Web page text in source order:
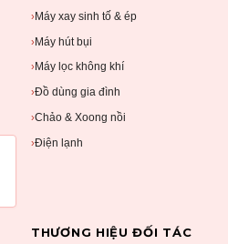
›Máy xay sinh tố & ép
›Máy hút bụi
› Máy lọc không khí
›Đồ dùng gia đình
›Chảo & Xoong nồi
›Điện lạnh
THƯƠNG HIỆU ĐỐI TÁC